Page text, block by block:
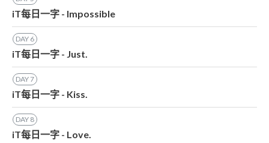
iT每日一字 - Impossible
DAY 6
iT每日一字 - Just.
DAY7
iT每日一字 - Kiss.
DAY 8
iT每日一字 - Love.